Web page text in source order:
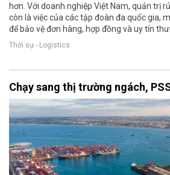
hơn. Với doanh nghiệp Việt Nam, quản trị
còn là việc của các tập đoàn đa quốc gia,
để bảo vệ đơn hàng, hợp đồng và uy tín
Thời sự - Logistics
Chạy sang thị trường ngách,